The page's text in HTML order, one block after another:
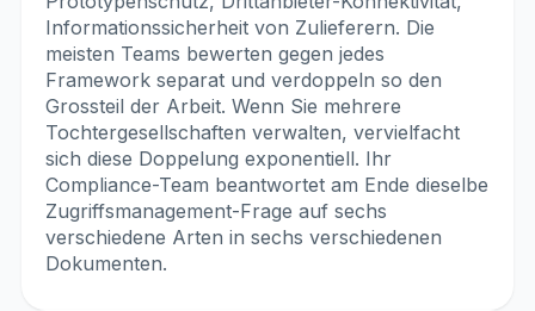
Informationssicherheit von Zulieferern. Die
meisten Teams bewerten gegen jedes
Framework separat und verdoppeln so den
Grossteil der Arbeit. Wenn Sie mehrere
Tochtergesellschaften verwalten, vervielfacht
sich diese Doppelung exponentiell. Ihr
Compliance-Team beantwortet am Ende dieselbe
Zugriffsmanagement-Frage auf sechs
verschiedene Arten in sechs verschiedenen
Dokumenten.